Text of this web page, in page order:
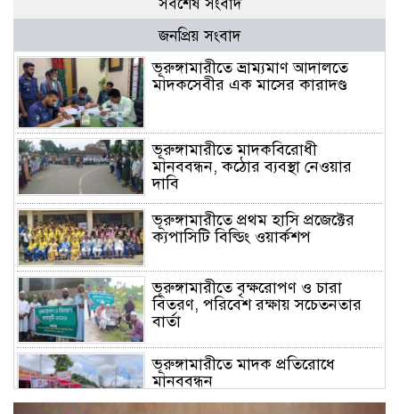
জনপ্রিয় সংবাদ
ভূরুঙ্গামারীতে ভ্রাম্যমাণ আদালতে
মাদকসেবীর এক মাসের কারাদণ্ড
ভূরুঙ্গামারীতে মাদকবিরোধী
মানববন্ধন, কঠোর ব্যবস্থা নেওয়ার
দাবি
ভূরুঙ্গামারীতে প্রথম হাসি প্রজেক্টের
ক্যপাসিটি বিল্ডিং ওয়ার্কশপ
ভূরুঙ্গামারীতে বৃক্ষরোপণ ও চারা
বিতরণ, পরিবেশ রক্ষায় সচেতনতার
বার্তা
ভূরুঙ্গামারীতে মাদক প্রতিরোধে
মানববন্ধন